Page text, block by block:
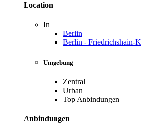
Location
In
Berlin
Berlin - Friedrichshain-
Umgebung
Zentral
Urban
Top Anbindungen
Anbindungen